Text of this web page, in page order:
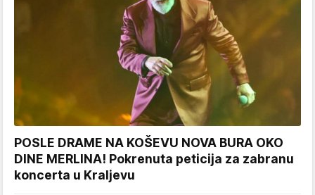
POSLE DRAME NA KOŠEVU NOVA BURA OKO
DINE MERLINA! Pokrenuta peticija za zabranu
koncerta u Kraljevu